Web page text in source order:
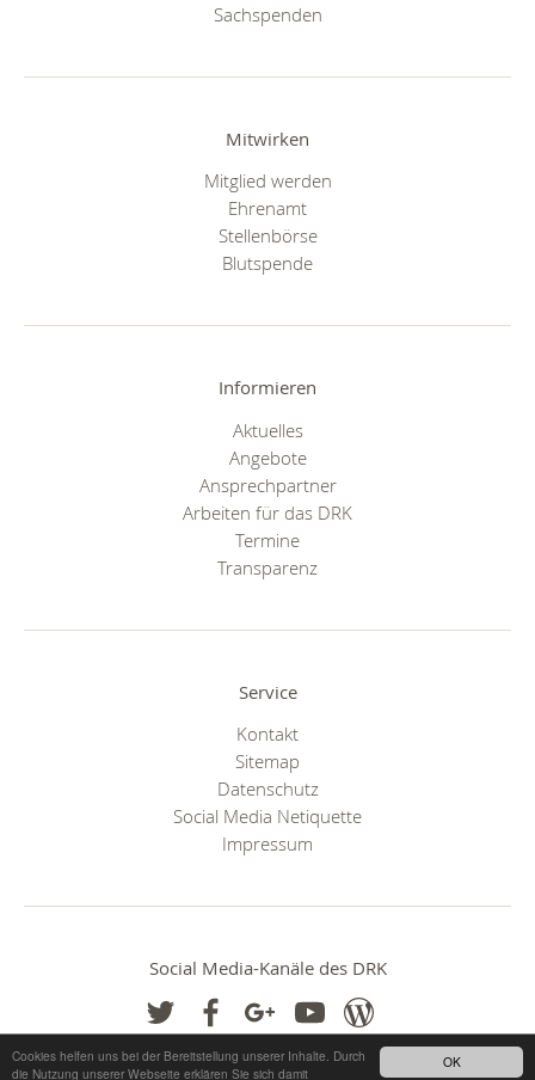
OK
Cookies helfen uns bei der Bereitstellung unserer Inhalte. Durch
die Nutzung unserer Webseite erklären Sie sich damit
Sachspenden
Mitwirken
Mitglied werden
Ehrenamt
Stellenbörse
Blutspende
Informieren
Aktuelles
Angebote
Ansprechpartner
Arbeiten für das DRK
Termine
Transparenz
Service
Kontakt
Sitemap
Datenschutz
Social Media Netiquette
Impressum
Social Media-Kanäle des DRK